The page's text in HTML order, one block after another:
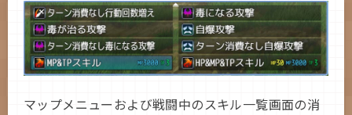
マップメニューおよび戦闘中のスキル一覧画面の消